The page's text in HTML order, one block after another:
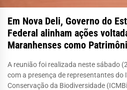
Em Nova Deli, Governo do
Federal alinham ações
Maranhenses como
A reunião foi realizada neste sábado
com a presença de representantes do
Conservação da Biodiversidade